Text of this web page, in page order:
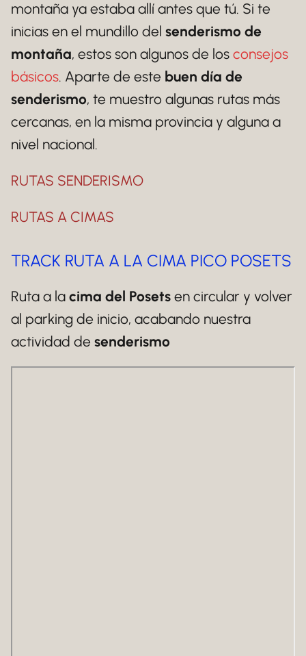
montaña ya estaba allí antes que tú. Si te
inicias en el mundillo del senderismo de
montaña, estos son algunos de los consejos
básicos. Aparte de este buen día de
senderismo, te muestro algunas rutas más
cercanas, en la misma provincia y alguna a
nivel nacional.
RUTAS SENDERISMO
RUTAS A CIMAS
TRACK RUTA A LA CIMA PICO POSETS
Ruta a la cima del Posets en circular y volver
al parking de inicio, acabando nuestra
actividad de senderismo